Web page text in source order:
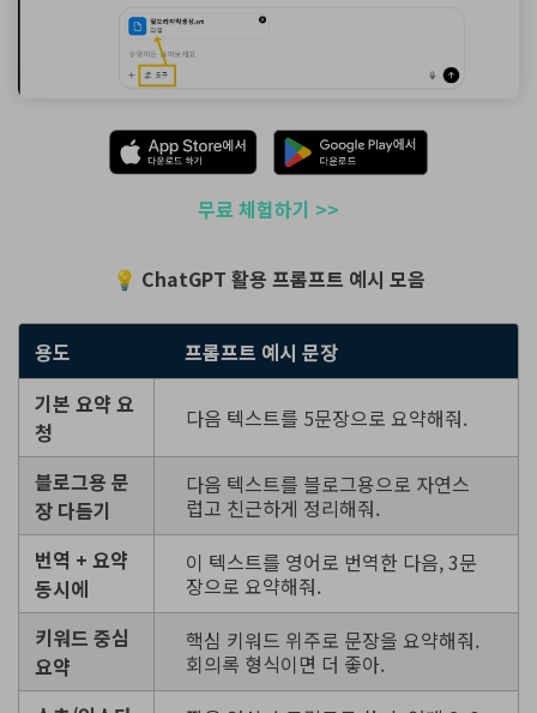
무료 체험하기 >>
💡 ChatGPT 활용 프롬프트 예시 모음
용도
프롬프트 예시 문장
기본 요약 요
청
다음 텍스트를 5문장으로 요약해줘.
블로그용 문
장 다듬기
다음 텍스트를 블로그용으로 자연스
럽고 친근하게 정리해줘.
번역 + 요약
동시에
이 텍스트를 영어로 번역한 다음, 3문
장으로 요약해줘.
키워드 중심
요약
핵심 키워드 위주로 문장을 요약해줘.
회의록 형식이면 더 좋아.